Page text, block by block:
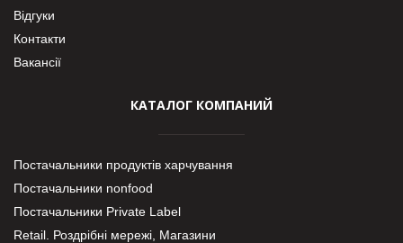
Відгуки
Контакти
Вакансії
КАТАЛОГ КОМПАНИЙ
Постачальники продуктів харчування
Постачальники nonfood
Постачальники Private Label
Retail. Роздрібні мережі, Магазини